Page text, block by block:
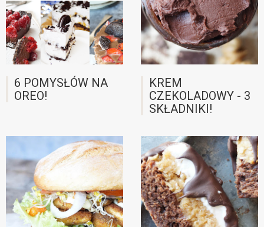
6 POMYSŁÓW NA
OREO!
KREM
CZEKOLADOWY - 3
SKŁADNIKI!